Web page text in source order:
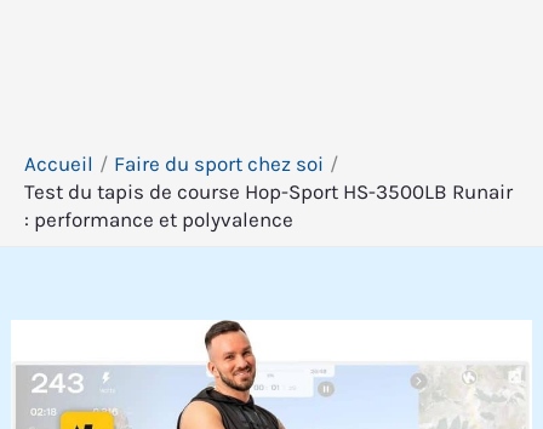
Accueil
Faire du sport chez soi
Test du tapis de course Hop-Sport HS-3500LB Runair
: performance et polyvalence